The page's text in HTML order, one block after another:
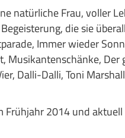
natürliche Frau, voller
die sie
Immer wieder
Der
Dalli-Dalli, Toni
2014 und